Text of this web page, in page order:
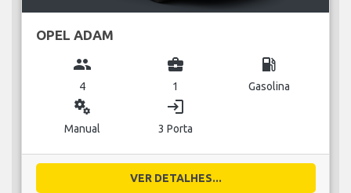
OPEL ADAM
group
4
business_center
1
local_gas_station
Gasolina
miscellaneous_services
Manual
login
3 Porta
VER DETALHES...